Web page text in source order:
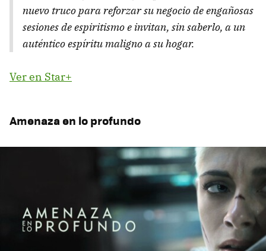
nuevo truco para reforzar su negocio de engañosas
sesiones de espiritismo e invitan, sin saberlo, a un
auténtico espíritu maligno a su hogar.
Ver en Star+
Amenaza en lo profundo